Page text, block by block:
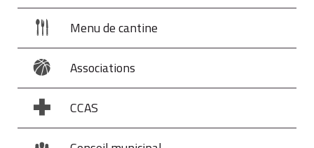
Menu de cantine
Associations
CCAS